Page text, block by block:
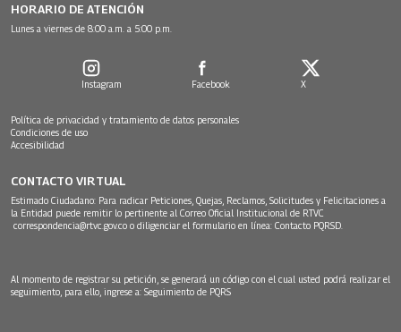
HORARIO DE ATENCIÓN
Lunes a viernes de 8:00 a.m. a 5:00 p.m.
Instagram Facebook X
Política de privacidad y tratamiento de datos personales
Condiciones de uso
Accesibilidad
CONTACTO VIRTUAL
Estimado Ciudadano: Para radicar Peticiones, Quejas, Reclamos, Solicitudes y Felicitaciones a
la Entidad puede remitir lo pertinente al Correo Oficial Institucional de RTVC
correspondencia@rtvc.gov.co o diligenciar el formulario en línea: Contacto PQRSD.
Al momento de registrar su petición, se generará un código con el cual usted podrá realizar el
seguimiento, para ello, ingrese a: Seguimiento de PQRS